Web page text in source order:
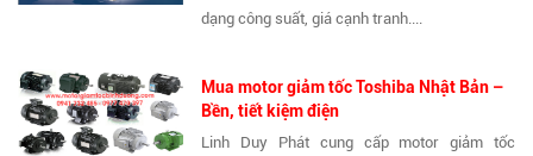
dạng công suất, giá cạnh tranh....
Mua motor giảm tốc Toshiba Nhật Bản –
Bền, tiết kiệm điện
Linh Duy Phát cung cấp motor giảm tốc